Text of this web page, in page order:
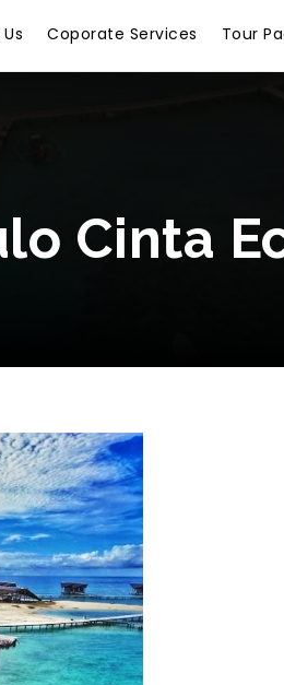
Coporate Services Tour
Cinta